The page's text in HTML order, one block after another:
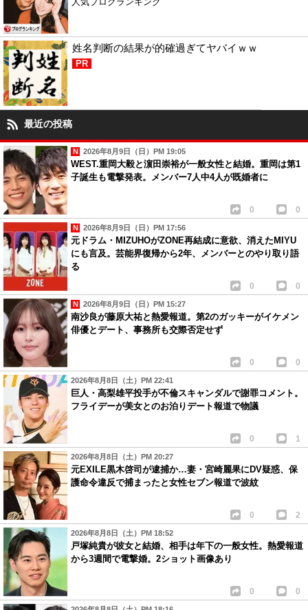
姓名判断の結果が的確過ぎてヤバイｗｗ
PR
最近の投稿
2026年8月9日（日）PM 19:05
WEST.重岡大毅と濵田崇裕が一般女性と結婚。重岡は第1
子誕生も電撃発表。メンバー7人中4人が既婚者に
0 0
2026年8月9日（日）PM 17:56
元ドラム・MIZUHOがZONE再結成に意欲、消えたMIYU
にも言及。芸能界復帰から2年、メンバーとのやり取り語
る
0 0
2026年8月9日（日）PM 15:27
南沙良が藤原大祐と熱愛報道。第2のガッキーがイケメン
俳優とデート、事務所も交際否定せず
0 0
2026年8月8日（土）PM 22:41
巨人・高梨雄平投手が不倫スキャンダルで謝罪コメント。
フライデーが美女とのお泊りデート報道で物議
0 1
2026年8月8日（土）PM 20:27
元EXILE黒木啓司が逮捕か…妻・宮崎麗果にDV疑惑、保
護命令違反で捕まったと女性セブン報道で波紋
0 2
2026年8月8日（土）PM 18:52
戸塚純貴が彼女と結婚、相手は年下の一般女性。熱愛報道
から3週間で電撃婚。2ショット画像あり
0 0